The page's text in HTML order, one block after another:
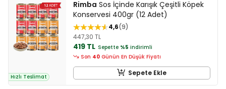
Hızlı Teslimat
Rimba Sos İçinde Karışık Çeşitli Köpek
Konservesi 400gr (12 Adet)
4,6 9
447,30 TL
419 TL Sepette %5 indirimli
Son 40 Günün En Düşük Fiyatı
Sepete Ekle